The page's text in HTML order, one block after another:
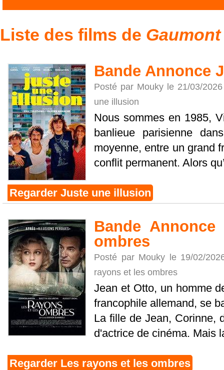
Liste des films de Gaumont
Bande Annonce
Posté par Mouky le 21/03/
une illusion
Nous sommes en 1985,
banlieue parisienne
moyenne, entre un grand
conflit permanent. Alors
Regarder Juste une illusion
Bande
ombres
Posté par Mouky le 19/02/
rayons et les ombres
Jean et Otto, un homme
francophile allemand, se
La fille de Jean, Corinne,
d'actrice de cinéma. Mais
Regarder Les rayons et les ombres